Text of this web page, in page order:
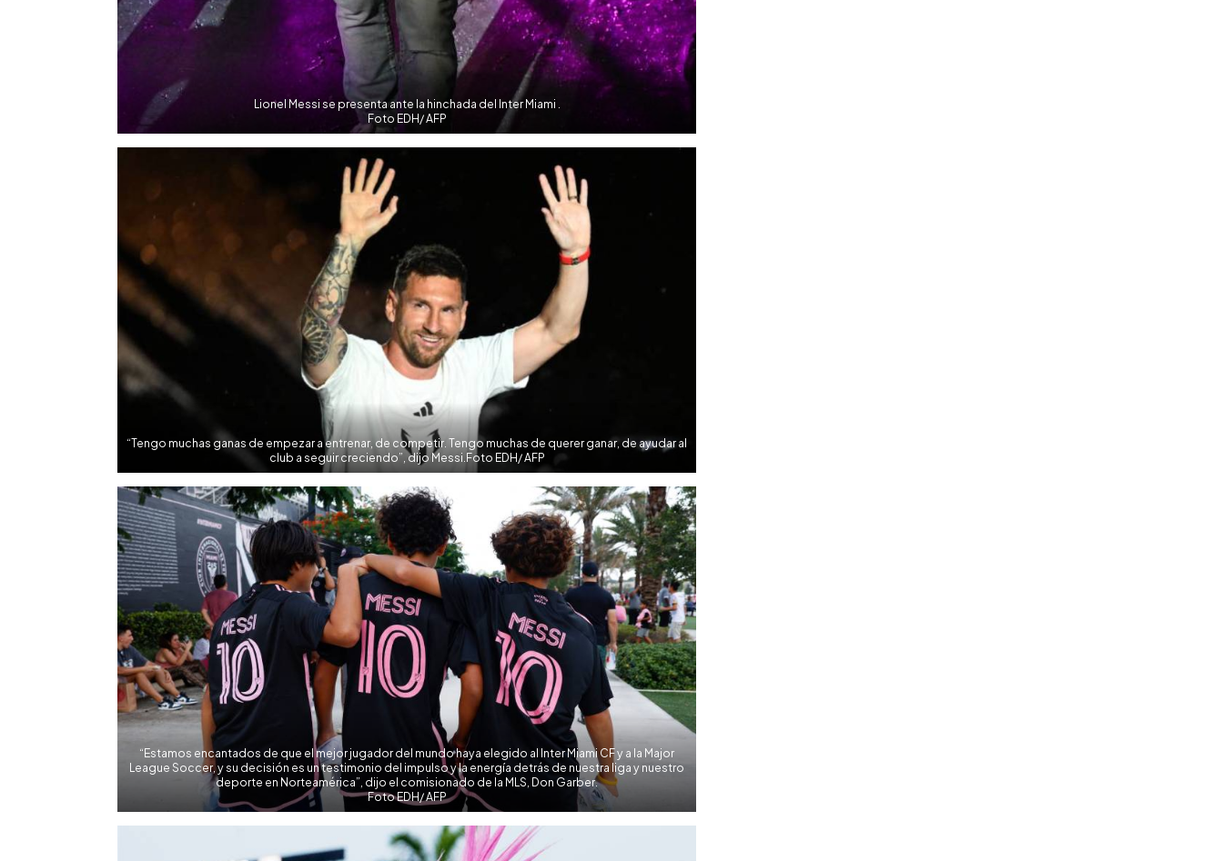
Lionel Messi se presenta ante la hinchada del Inter Miami .
Foto EDH/ AFP
“Tengo muchas ganas de empezar a entrenar, de competir. Tengo muchas de querer ganar, de ayudar al
club a seguir creciendo”, dijo Messi.Foto EDH/ AFP
“Estamos encantados de que el mejor jugador del mundo haya elegido al Inter Miami CF y a la Major
League Soccer, y su decisión es un testimonio del impulso y la energía detrás de nuestra liga y nuestro
deporte en Norteamérica”, dijo el comisionado de la MLS, Don Garber.
Foto EDH/ AFP